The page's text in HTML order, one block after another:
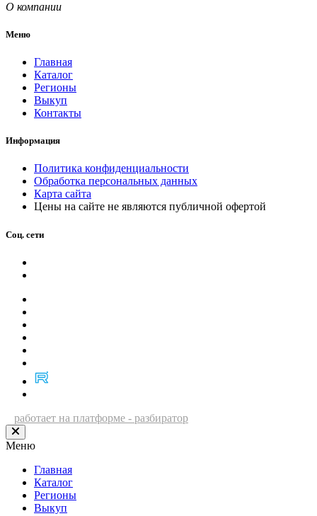
О компании
Меню
Главная
Каталог
Регионы
Выкуп
Контакты
Информация
Политика конфиденциальности
Обработка персональных данных
Карта сайта
Цены на сайте не являются публичной офертой
Соц. сети
работает на платформе - разбиратор
Меню
Главная
Каталог
Регионы
Выкуп